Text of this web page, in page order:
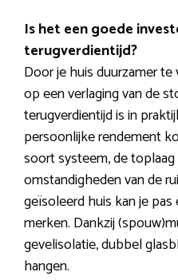
Is het een goede
terugverdientijd?
Door je huis duurzamer
op een verlaging van de
terugverdientijd is in
persoonlijke rendement
soort systeem, de
omstandigheden van de
geïsoleerd huis kan je
merken. Dankzij
gevelisolatie, dubbel
hangen.